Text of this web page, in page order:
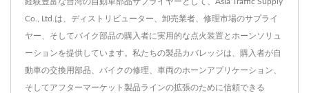
Co., Ltd.は、ディストリビューター、卸売業者、修理市場のサプライ
ヤー、そしてバイク部品の購入者に実用的な点火装置とホーンソリュ
ーションを提供しています。私たちの製品カバレッジは、購入者が自
動車の交換用部品、バイクの修理、車両のホーンアプリケーション、
そしてアフターマーケット製品ラインの拡張のために信頼できる